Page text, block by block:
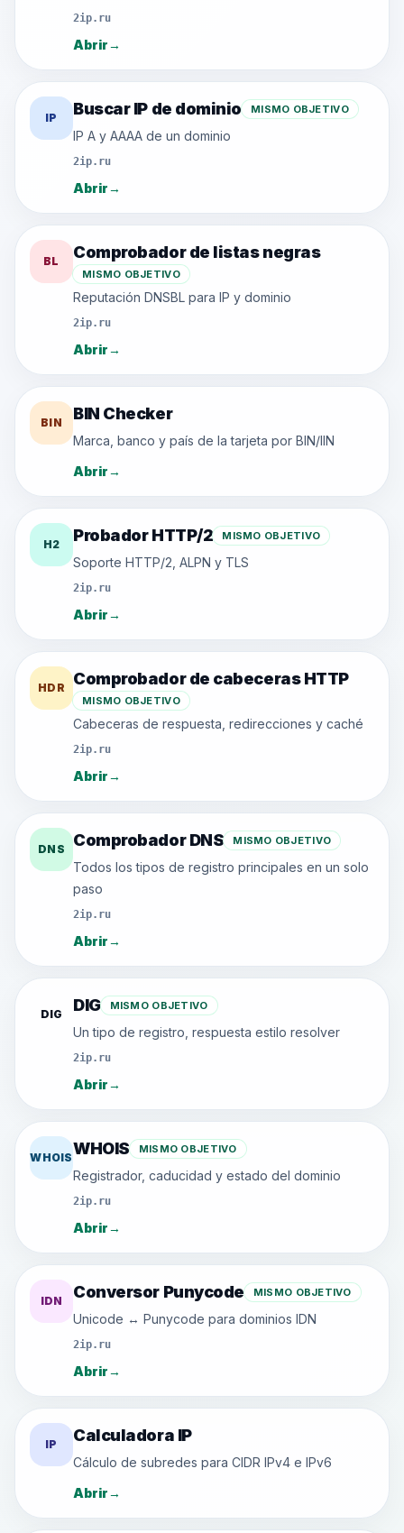
2ip.ru
Abrir→
IP Buscar IP de dominio MISMO OBJETIVO
IP A y AAAA de un dominio
2ip.ru
Abrir→
BL Comprobador de listas negras
MISMO OBJETIVO
Reputación DNSBL para IP y dominio
2ip.ru
Abrir→
BIN BIN Checker
Marca, banco y país de la tarjeta por BIN/IIN
Abrir→
H2 Probador HTTP/2 MISMO OBJETIVO
Soporte HTTP/2, ALPN y TLS
2ip.ru
Abrir→
HDR Comprobador de cabeceras HTTP
MISMO OBJETIVO
Cabeceras de respuesta, redirecciones y caché
2ip.ru
Abrir→
DNS Comprobador DNS MISMO OBJETIVO
Todos los tipos de registro principales en un solo
paso
2ip.ru
Abrir→
DIG DIG MISMO OBJETIVO
Un tipo de registro, respuesta estilo resolver
2ip.ru
Abrir→
WHOISWHOIS MISMO OBJETIVO
Registrador, caducidad y estado del dominio
2ip.ru
Abrir→
IDN Conversor Punycode MISMO OBJETIVO
Unicode ↔ Punycode para dominios IDN
2ip.ru
Abrir→
IP Calculadora IP
Cálculo de subredes para CIDR IPv4 e IPv6
Abrir→